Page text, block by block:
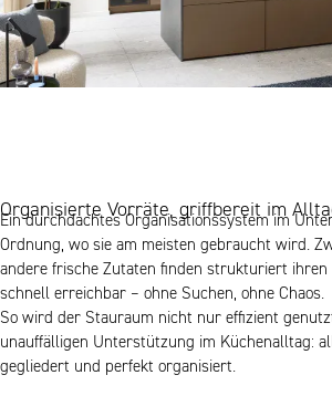
Organisierte Vorräte, griffbereit im
Ein durchdachtes Organisationssystem im
Ordnung, wo sie am meisten gebraucht wird.
andere frische Zutaten finden strukturiert ihren
schnell erreichbar – ohne Suchen, ohne Chaos.
So wird der Stauraum nicht nur effizient
unauffälligen Unterstützung im Küchenalltag:
gegliedert und perfekt organisiert.